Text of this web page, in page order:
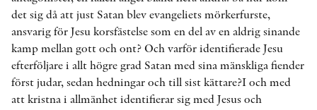
det sig då att just Satan blev evangeliets mörkerfurste,
ansvarig för Jesu korsfästelse som en del av en aldrig sinande
kamp mellan gott och ont? Och varför identifierade Jesu
efterföljare i allt högre grad Satan med sina mänskliga fiender
först judar, sedan hedningar och till sist kättare?I och med
att kristna i allmänhet identifierar sig med Jesus och